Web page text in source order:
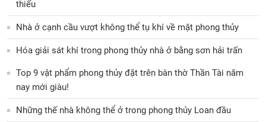
thiếu
Nhà ở cạnh cầu vượt không thể tụ khí về mặt phong thủy
Hóa giải sát khí trong phong thủy nhà ở bằng sơn hải trấn
Top 9 vật phẩm phong thủy đặt trên bàn thờ Thần Tài năm
nay mới giàu!
Những thế nhà không thể ở trong phong thủy Loan đầu